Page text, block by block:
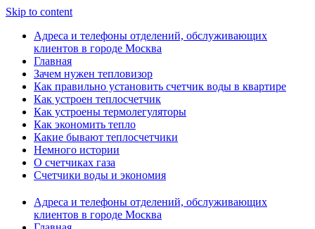
Skip to content
Адреса и телефоны отделений, обслуживающих
клиентов в городе Москва
Главная
Зачем нужен тепловизор
Как правильно установить счетчик воды в квартире
Как устроен теплосчетчик
Как устроены термолегуляторы
Как экономить тепло
Какие бывают теплосчетчики
Немного истории
О счетчиках газа
Счетчики воды и экономия
Адреса и телефоны отделений, обслуживающих
клиентов в городе Москва